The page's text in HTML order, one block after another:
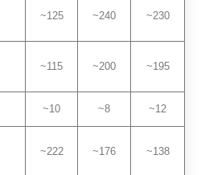
~125 ~240 ~230
~115 ~200 ~195
~10 ~8 ~12
~222 ~176 ~138